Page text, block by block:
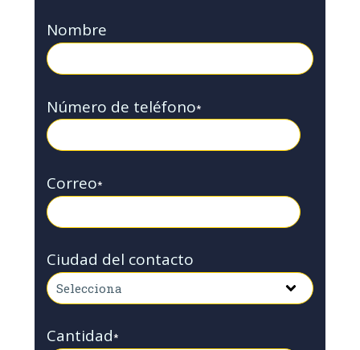
Nombre
Número de teléfono*
Correo*
Ciudad del contacto
Cantidad*